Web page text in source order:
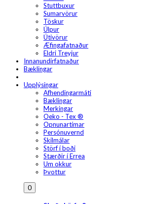
Stuttbuxur
Sumarvörur
Töskur
Úlpur
Útivörur
Æfingafatnaður
Eldri Treyjur
Innanundirfatnaður
Bæklingar
Upplýsingar
Afhendingarmáti
Bæklingar
Merkingar
Oeko - Tex ®
Opnunartímar
Persónuvernd
Skilmálar
Störf í boði
Stærðir í Errea
Um okkur
Þvottur
0